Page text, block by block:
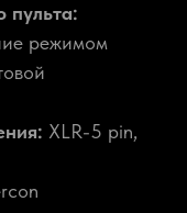
пульта:
режимом
XLR-5 pin,